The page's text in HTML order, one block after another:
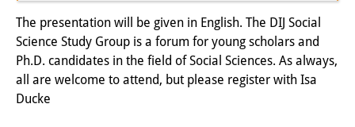
DIJ 研究会
レクチャーシリーズ
シンポジウム・会議
The presentation will be given in English. The DIJ Social
Science Study Group is a forum for young scholars and
Ph.D. candidates in the field of Social Sciences. As always,
all are welcome to attend, but please register with Isa
Ducke